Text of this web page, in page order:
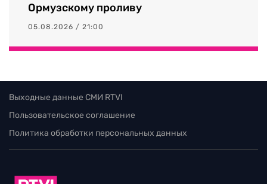
Ормузскому проливу
05.08.2026 / 21:00
Выходные данные СМИ RTVI
Пользовательское соглашение
Политика обработки персональных данных